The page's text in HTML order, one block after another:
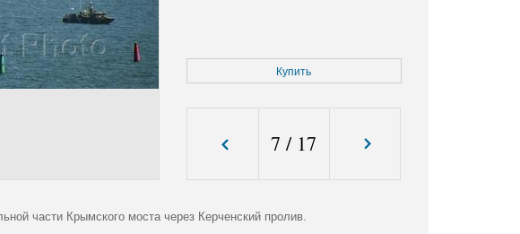
Купить
7 / 17
части Крымского моста через Керченский пролив.